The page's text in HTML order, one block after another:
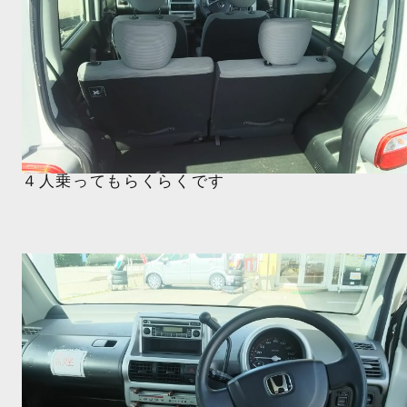
４人乗ってもらくらくです